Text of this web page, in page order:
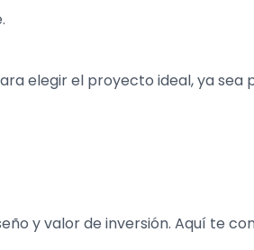
elegir el proyecto ideal, ya sea
y valor de inversión. Aquí te